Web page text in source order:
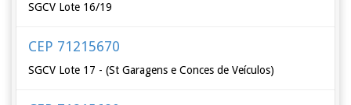
SGCV Lote 16/19
CEP 71215670
SGCV Lote 17 - (St Garagens e Conces de Veículos)